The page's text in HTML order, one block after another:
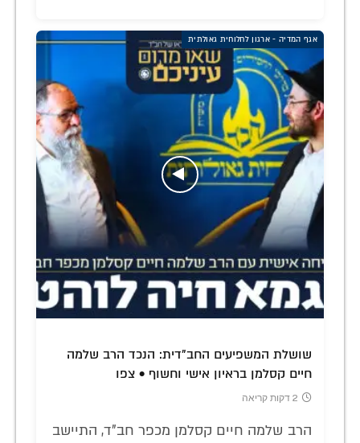
אגף המדיה - ארגון לחלוחית גאולתית
שושלת המשפיעים החב"דית: הנכד הרב שלמה
חיים קסלמן בראיון אישי וחשוף • צפו
2 דקות קריאה
הרב שלמה חיים קסלמן מכפר חב"ד, התיישב